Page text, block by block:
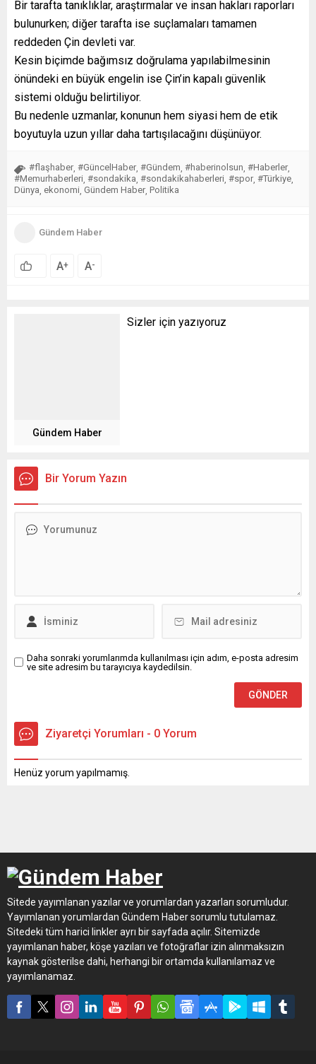
Bir tarafta tanıklıklar, araştırmalar ve insan hakları raporları
bulunurken; diğer tarafta ise suçlamaları tamamen
reddeden Çin devleti var.
Kesin biçimde bağımsız doğrulama yapılabilmesinin
önündeki en büyük engelin ise Çin’in kapalı güvenlik
sistemi olduğu belirtiliyor.
Bu nedenle uzmanlar, konunun hem siyasi hem de etik
boyutuyla uzun yıllar daha tartışılacağını düşünüyor.
#flaşhaber #GüncelHaber #Gündem #haberinolsun #Haberler
#Memurhaberleri #sondakika #sondakikahaberleri #spor #Türkiye
Dünya ekonomi Gündem Haber Politika
Gündem Haber
A+ A-
Gündem Haber
Sizler için yazıyoruz
Bir Yorum Yazın
Daha sonraki yorumlarımda kullanılması için adım, e-posta adresim
ve site adresim bu tarayıcıya kaydedilsin.
Ziyaretçi Yorumları - 0 Yorum
Henüz yorum yapılmamış.
Sitede yayımlanan yazılar ve yorumlardan yazarları sorumludur.
Yayımlanan yorumlardan Gündem Haber sorumlu tutulamaz.
Sitedeki tüm harici linkler ayrı bir sayfada açılır. Sitemizde
yayımlanan haber, köşe yazıları ve fotoğraflar izin alınmaksızın
kaynak gösterilse dahi, herhangi bir ortamda kullanılamaz ve
yayımlanamaz.